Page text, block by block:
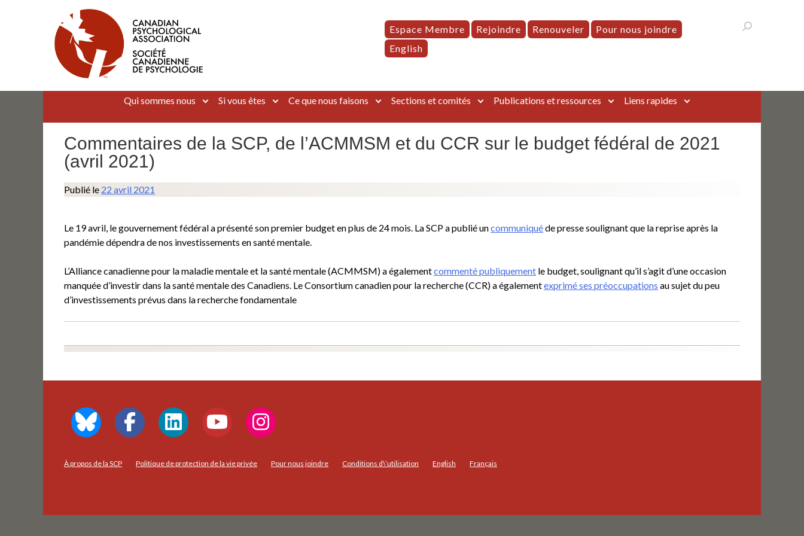
Canadian Psychological Association
The national voice for psychology in Canada
Espace Membre Rejoindre Renouveler
Pour nous joindre
English
Qui sommes nous Si vous êtes Ce que nous faisons Sections et comités Publications et ressources Liens rapides
Commentaires de la SCP, de l’ACMMSM et du CCR sur le budget fédéral de 2021
(avril 2021)
Publié le 22 avril 2021
Le 19 avril, le gouvernement fédéral a présenté son premier budget en plus de 24 mois. La SCP a publié uncommuniquéde presse soulignant que la reprise après la
pandémie dépendra de nos investissements en santé mentale.
L’Alliance canadienne pour la maladie mentale et la santé mentale (ACMMSM) a égalementcommenté publiquement le budget, soulignant qu’il s’agit d’une occasion
manquée d’investir dans la santé mentale des Canadiens. Le Consortium canadien pour la recherche (CCR) a égalementexprimé ses préoccupations au sujet du peu
d’investissements prévus dans la recherche fondamentale
À propos de la SCP Politique de protection de la vie privée Pour nous joindre Conditions d\’utilisation English Français